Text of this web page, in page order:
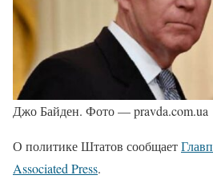
Джо Байден. Фото — pravda.com.ua
О политике Штатов сообщает
Associated Press.